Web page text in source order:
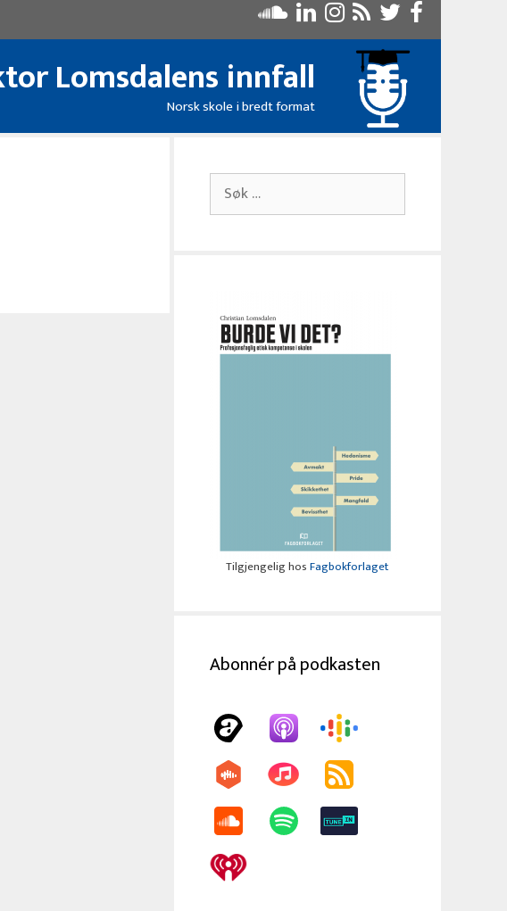
Lomsdalens innfall
Norsk skole i bredt format
Søk
etter:
Tilgjengelig hosFagbokforlaget
Abonnér på podkasten